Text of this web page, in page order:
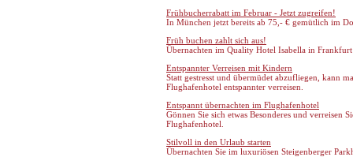
Frühbucherrabatt im Februar - Jetzt zugreifen!
In München jetzt bereits ab 75,- € gemütlich im
Früh buchen zahlt sich aus!
Übernachten im Quality Hotel Isabella in
Entspannter Verreisen mit Kindern
Statt gestresst und übermüdet abzufliegen, kann
Flughafenhotel entspannter verreisen.
Entspannt übernachten im Flughafenhotel
Gönnen Sie sich etwas Besonderes und verreisen
Flughafenhotel.
Stilvoll in den Urlaub starten
Übernachten Sie im luxuriösen Steigenberger